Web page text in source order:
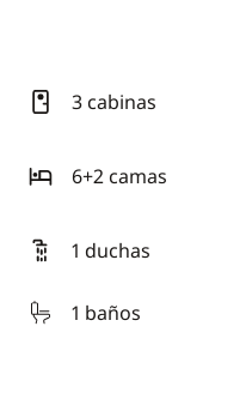
3 cabinas
6+2 camas
1 duchas
1 baños